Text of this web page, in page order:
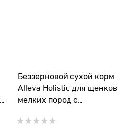
Беззерновой сухой корм
Alleva Holistic для щенков
мелких пород с
(Puppy/Junior Ocean Fish